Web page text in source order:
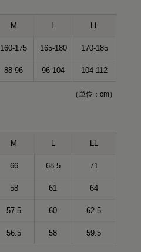
M L LL
160-175 165-180 170-185
88-96 96-104 104-112
（単位：cm）
M L LL
66 68.5 71
58 61 64
57.5 60 62.5
56.5 58 59.5